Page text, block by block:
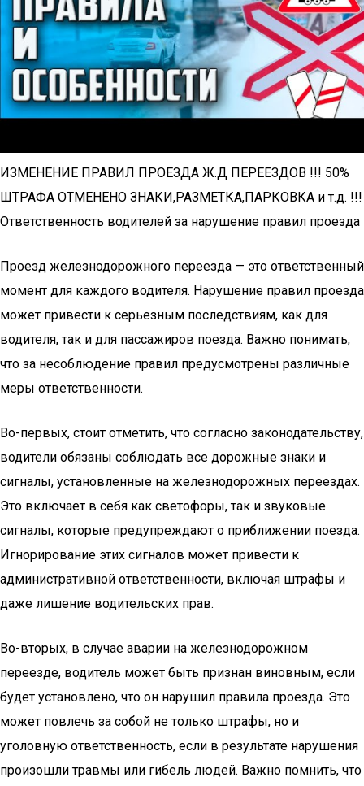
ИЗМЕНЕНИЕ ПРАВИЛ ПРОЕЗДА Ж.Д ПЕРЕЕЗДОВ !!! 50%
ШТРАФА ОТМЕНЕНО ЗНАКИ,РАЗМЕТКА,ПАРКОВКА и т.д. !!!
Ответственность водителей за нарушение правил проезда
Проезд железнодорожного переезда — это ответственный
момент для каждого водителя. Нарушение правил проезда
может привести к серьезным последствиям, как для
водителя, так и для пассажиров поезда. Важно понимать,
что за несоблюдение правил предусмотрены различные
меры ответственности.
Во-первых, стоит отметить, что согласно законодательству,
водители обязаны соблюдать все дорожные знаки и
сигналы, установленные на железнодорожных переездах.
Это включает в себя как светофоры, так и звуковые
сигналы, которые предупреждают о приближении поезда.
Игнорирование этих сигналов может привести к
административной ответственности, включая штрафы и
даже лишение водительских прав.
Во-вторых, в случае аварии на железнодорожном
переезде, водитель может быть признан виновным, если
будет установлено, что он нарушил правила проезда. Это
может повлечь за собой не только штрафы, но и
уголовную ответственность, если в результате нарушения
произошли травмы или гибель людей. Важно помнить, что